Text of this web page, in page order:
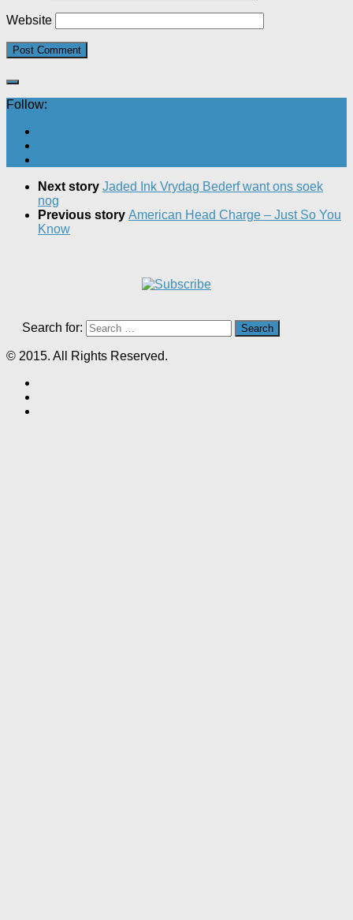
Website
Follow:
Next story Jaded Ink Vrydag Bederf want ons soek
nog
Previous story American Head Charge – Just So You
Know
Search for:
© 2015. All Rights Reserved.